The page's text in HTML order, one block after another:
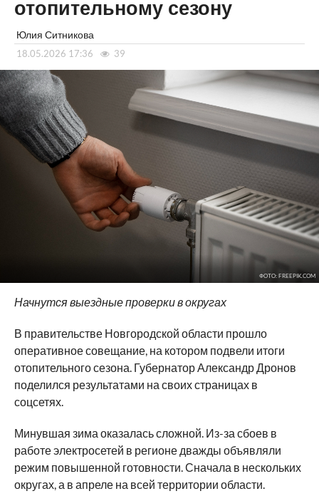
отопительному сезону
Юлия Ситникова
18.05.2026 17:36 39
ФОТО: FREEPIK.COM
Начнутся выездные проверки в округах
В правительстве Новгородской области прошло
оперативное совещание, на котором подвели итоги
отопительного сезона. Губернатор Александр Дронов
поделился результатами на своих страницах в
соцсетях.
Минувшая зима оказалась сложной. Из-за сбоев в
работе электросетей в регионе дважды объявляли
режим повышенной готовности. Сначала в нескольких
округах, а в апреле на всей территории области.